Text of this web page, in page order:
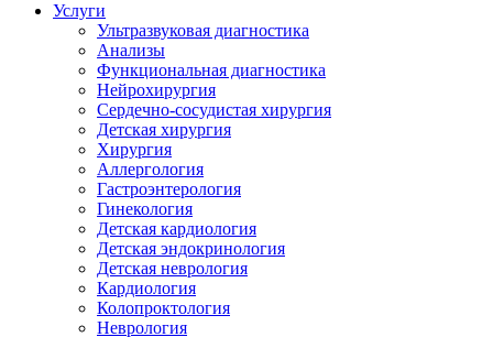
Услуги
Ультразвуковая диагностика
Анализы
Функциональная диагностика
Нейрохирургия
Сердечно-сосудистая хирургия
Детская хирургия
Хирургия
Аллергология
Гастроэнтерология
Гинекология
Детская кардиология
Детская эндокринология
Детская неврология
Кардиология
Колопроктология
Неврология